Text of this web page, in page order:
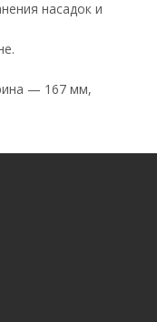
насадок и
— 167 мм,